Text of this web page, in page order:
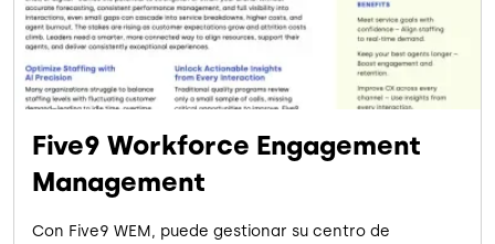
Five9 Workforce Engagement
Management
Con Five9 WEM, puede gestionar su centro de